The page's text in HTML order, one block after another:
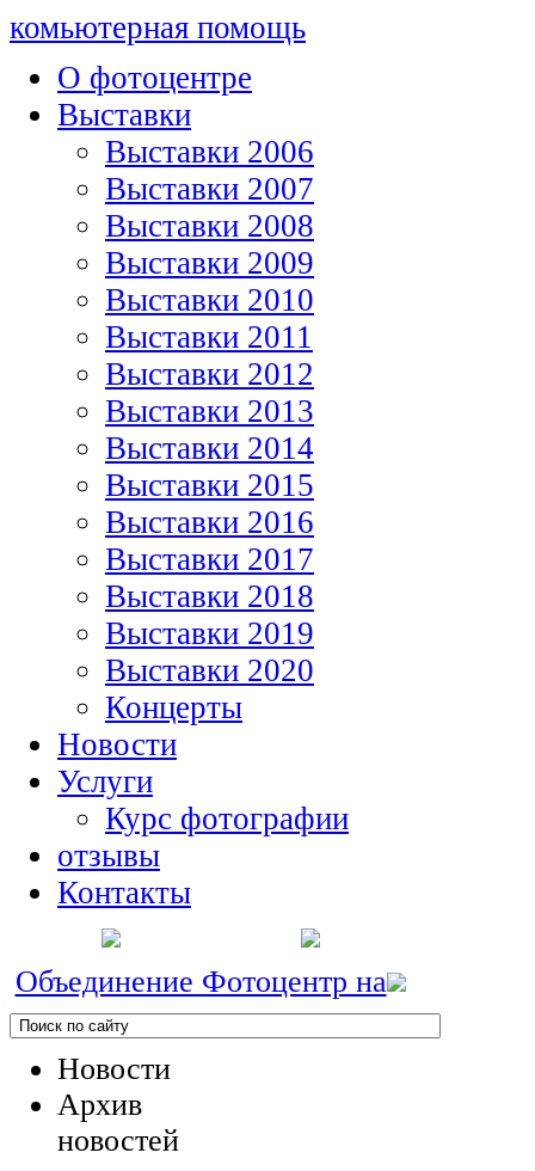
комьютерная помощь
О фотоцентре
Выставки
Выставки 2006
Выставки 2007
Выставки 2008
Выставки 2009
Выставки 2010
Выставки 2011
Выставки 2012
Выставки 2013
Выставки 2014
Выставки 2015
Выставки 2016
Выставки 2017
Выставки 2018
Выставки 2019
Выставки 2020
Концерты
Новости
Услуги
Курс фотографии
отзывы
Контакты
Объединение Фотоцентр на
Новости
Архив
новостей